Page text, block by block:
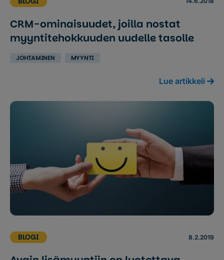
CRM-ominaisuudet, joilla nostat
myyntitehokkuuden uudelle tasolle
JOHTAMINEN MYYNTI
Lue artikkeli
BLOGI 8.2.2019